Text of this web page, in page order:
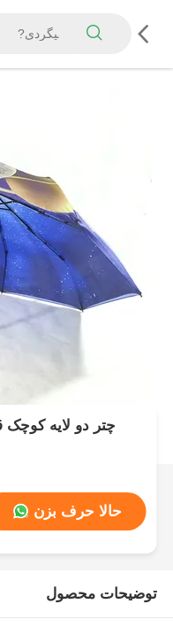
چتر دو لایه
حالا حرف بزن
توضیحات محصول